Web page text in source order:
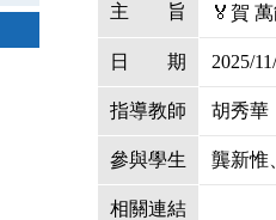
主 旨 🏅️賀
日 期 2025/
指導教師 胡秀華
參與學生 龔新惟
相關連結